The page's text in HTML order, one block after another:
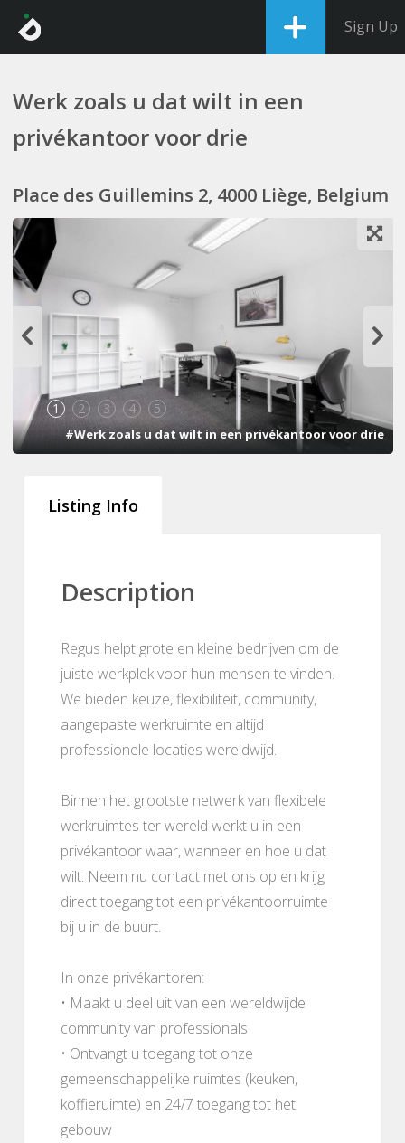
Sign Up
Werk zoals u dat wilt in een
privékantoor voor drie
Place des Guillemins 2, 4000 Liège, Belgium
1 2 3 4 5
#Werk zoals u dat wilt in een privékantoor voor drie
Listing Info
Description
Regus helpt grote en kleine bedrijven om de
juiste werkplek voor hun mensen te vinden.
We bieden keuze, flexibiliteit, community,
aangepaste werkruimte en altijd
professionele locaties wereldwijd.
Binnen het grootste netwerk van flexibele
werkruimtes ter wereld werkt u in een
privékantoor waar, wanneer en hoe u dat
wilt. Neem nu contact met ons op en krijg
direct toegang tot een privékantoorruimte
bij u in de buurt.
In onze privékantoren:
• Maakt u deel uit van een wereldwijde
community van professionals
• Ontvangt u toegang tot onze
gemeenschappelijke ruimtes (keuken,
koffieruimte) en 24/7 toegang tot het
gebouw